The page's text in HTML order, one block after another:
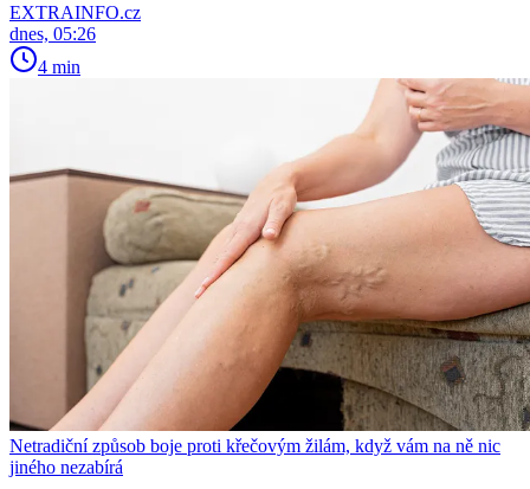
EXTRAINFO.cz
dnes, 05:26
4 min
Netradiční způsob boje proti křečovým žilám, když vám na ně nic
jiného nezabírá